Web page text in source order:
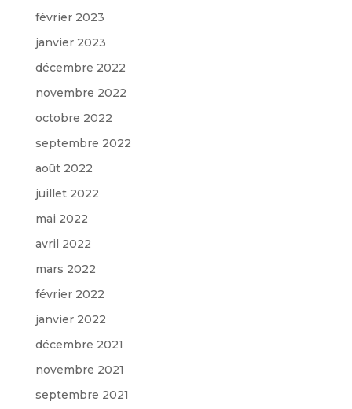
février 2023
janvier 2023
décembre 2022
novembre 2022
octobre 2022
septembre 2022
août 2022
juillet 2022
mai 2022
avril 2022
mars 2022
février 2022
janvier 2022
décembre 2021
novembre 2021
septembre 2021